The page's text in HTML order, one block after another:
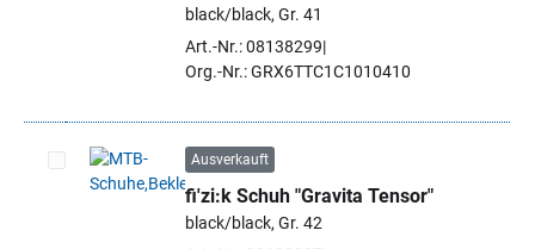
black/black, Gr. 41
Art.-Nr.: 08138299
Org.-Nr.: GRX6TTC1C1010410
Artikel auswählen
Ausverkauft
fi'zi:k Schuh "Gravita Tensor"
black/black, Gr. 42